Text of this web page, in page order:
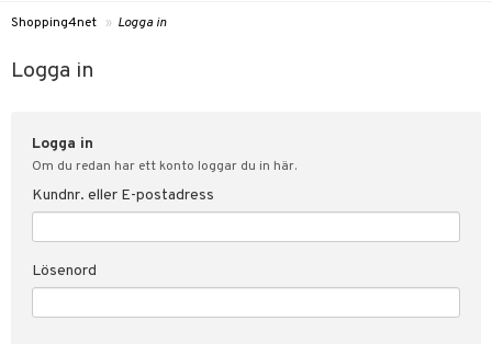
Kontaktlinser
Hälsokost
Fitness
Hem & Inredning
Leksaker, Barn & Baby
Varumärken
Shopping4net » Logga in
Logga in
Logga in
Om du redan har ett konto loggar du in här.
Kundnr. eller E-postadress
Lösenord
svar